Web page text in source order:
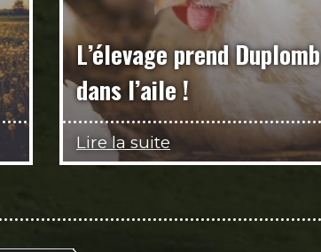
L’élevage prend Duplomb
dans l’aile !
Lire la suite